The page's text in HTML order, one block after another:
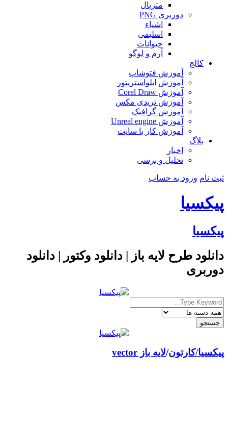
متریال
دوربری PNG
اشیاء
اسلیمی
حیوانات
آرم و لوگو
کالج
آموزش فتوشاپ
آموزش ایلواستریتور
آموزش Corel Draw
آموزش تریدی مکس
آموزش گرافیک
آموزش Unreal engine
آموزش کار با سایت
بلاگ
اخبار
تحلیل و برسی
ثبت نام ورود به حساب
پیکسیا
پیکسیا
دانلود طرح لایه باز | دانلود وکتور | دانلود
دوربری
پیکسیا/ لایه باز vector کارتون